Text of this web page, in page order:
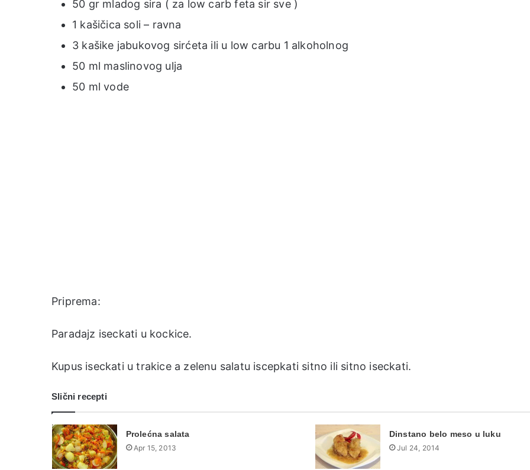
50 gr mladog sira ( za low carb feta sir sve )
1 kašičica soli – ravna
3 kašike jabukovog sirćeta ili u low carbu 1 alkoholnog
50 ml maslinovog ulja
50 ml vode
Priprema:
Paradajz iseckati u kockice.
Kupus iseckati u trakice a zelenu salatu iscepkati sitno ili sitno iseckati.
Slični recepti
Prolećna salata
Apr 15, 2013
Dinstano belo meso u luku
Jul 24, 2014